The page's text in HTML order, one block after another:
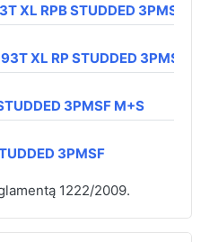
XL RPB STUDDED 3PMSF
XL RP STUDDED 3PMSF
3PMSF M+S
3PMSF
1222/2009.